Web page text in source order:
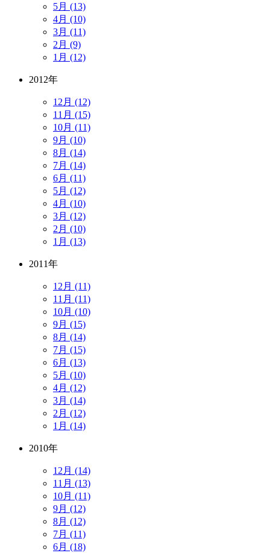
5月 (13)
4月 (10)
3月 (11)
2月 (9)
1月 (12)
2012年
12月 (12)
11月 (15)
10月 (11)
9月 (10)
8月 (14)
7月 (14)
6月 (11)
5月 (12)
4月 (10)
3月 (12)
2月 (10)
1月 (13)
2011年
12月 (11)
11月 (11)
10月 (10)
9月 (15)
8月 (14)
7月 (15)
6月 (13)
5月 (10)
4月 (12)
3月 (14)
2月 (12)
1月 (14)
2010年
12月 (14)
11月 (13)
10月 (11)
9月 (12)
8月 (12)
7月 (11)
6月 (18)